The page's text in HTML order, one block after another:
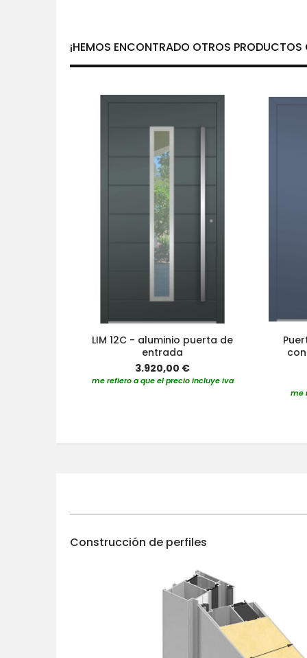
¡HEMOS ENCONTRADO OTROS PRODUCTOS
LIM 12C - aluminio puerta de
entrada
3.920,00 €
me refiero a que el precio incluye iva
me
Construcción de perfiles